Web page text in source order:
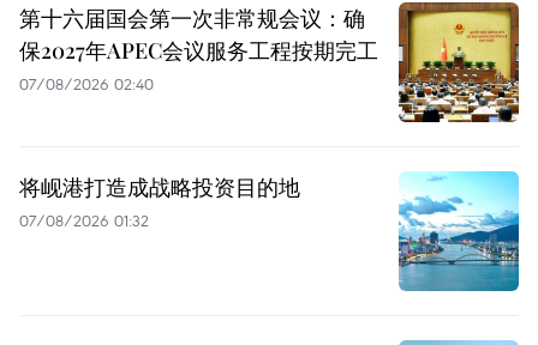
第十六届国会第一次非常规会议：确
保2027年APEC会议服务工程按期完工
07/08/2026 02:40
将岘港打造成战略投资目的地
07/08/2026 01:32